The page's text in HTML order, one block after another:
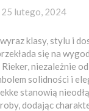
25 lutego, 2024
klasy, stylu i
się na
niezależnie
solidności i
stanowią
dodając